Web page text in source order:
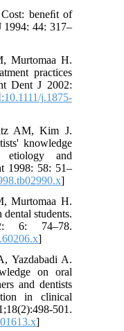
Cost: beneﬁt of
1994: 44: 317–
Murtomaa H.
practices
Dent J 2002:
j.1875-
AM, Kim J.
knowledge
etiology and
1998: 58: 51–
Murtomaa H.
dental students.
6: 74–78.
Yazdabadi A.
on oral
and dentists
in clinical
501.